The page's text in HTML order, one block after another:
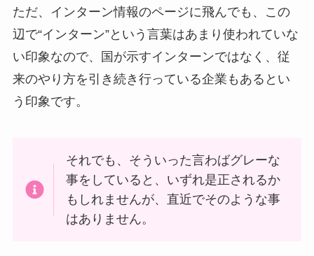
ただ、インターン情報のページに飛んでも、この
辺で“インターン”という言葉はあまり使われていな
い印象なので、国が示すインターンではなく、従
来のやり方を引き続き行っている企業もあるとい
う印象です。
それでも、そういった言わばグレーな
事をしていると、いずれ是正されるか
もしれませんが、直近でそのような事
はありません。